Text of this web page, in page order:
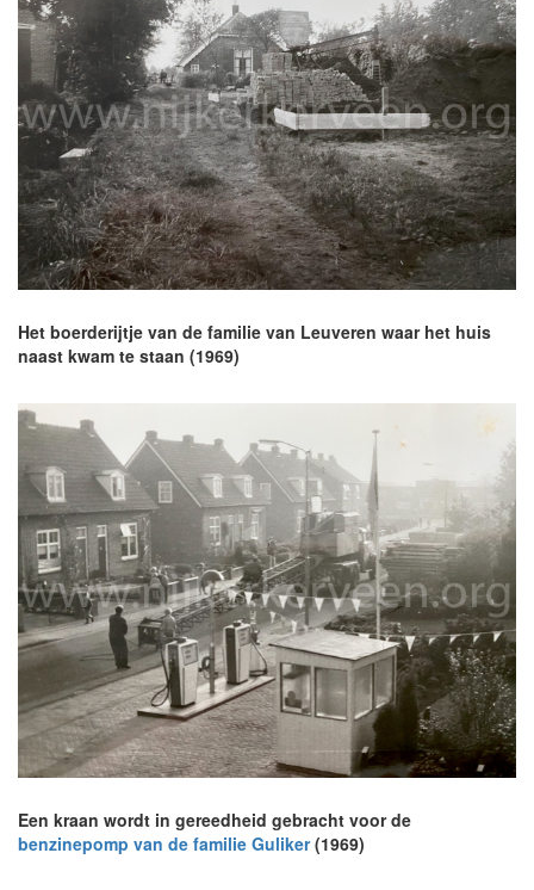
Het boerderijtje van de familie van Leuveren waar het huis
naast kwam te staan (1969)
Een kraan wordt in gereedheid gebracht voor de
benzinepomp van de familie Guliker(1969)